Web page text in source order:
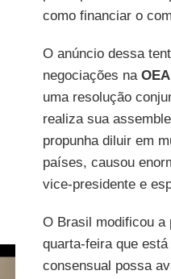
como financiar o
O anúncio dessa
negociações na OEA
uma resolução
realiza sua
propunha diluir em
países, causou
vice-presidente e
O Brasil modificou a
quarta-feira que
consensual possa